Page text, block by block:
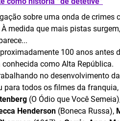
sobre uma onda de
medida que mais pistas
100 anos antes
conhecida como Alta República.
no desenvolvimento
para todos os filmes da
(O Ódio que Você
Henderson (Boneca Russa),